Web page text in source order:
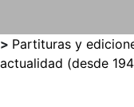
> Partituras y
actualidad (desde